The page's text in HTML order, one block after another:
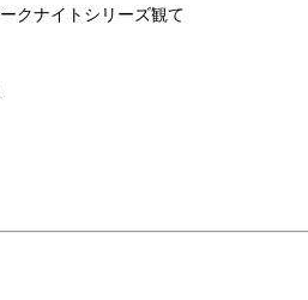
クナイトシリーズ観て